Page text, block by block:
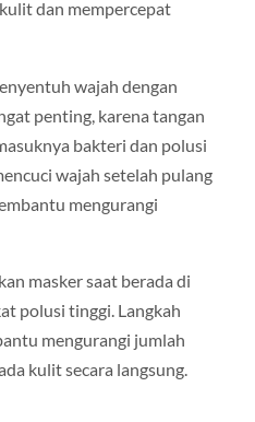
dan mempercepat
wajah dengan
penting, karena tangan
bakteri dan polusi
wajah setelah pulang
mengurangi
masker saat berada di
polusi tinggi. Langkah
mengurangi jumlah
kulit secara langsung.